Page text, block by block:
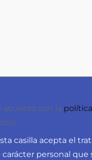
acuerdo con la
casilla acepta el
carácter personal que